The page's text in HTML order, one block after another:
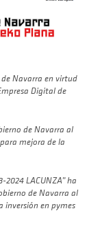
Navarra en virtud
Digital de
de Navarra al
mejora de la
2024 LACUNZA” ha
de Navarra al
inversión en pymes